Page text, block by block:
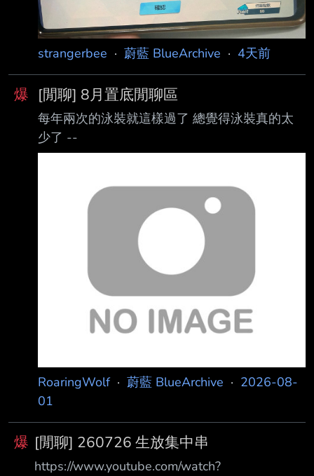
50還是沒彩 打算來一個華麗的推坑收尾（？ 便
決定把首儲的630、330買一買 並對自己說最後
30抽沒彩就退坑 結果…. https://i.mopix.cc/
strangerbee · 蔚藍 BlueArchive · 4天前
爆 [閒聊] 8月置底閒聊區
每年兩次的泳裝就這樣過了 總覺得泳裝真的太
少了 --
RoaringWolf· 蔚藍 BlueArchive · 2026-08-
01
爆 [閒聊] 260726 生放集中串
https://www.youtube.com/watch?